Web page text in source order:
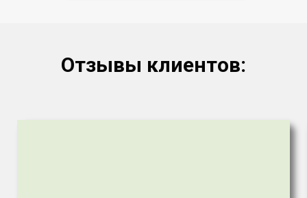
Отзывы клиентов: